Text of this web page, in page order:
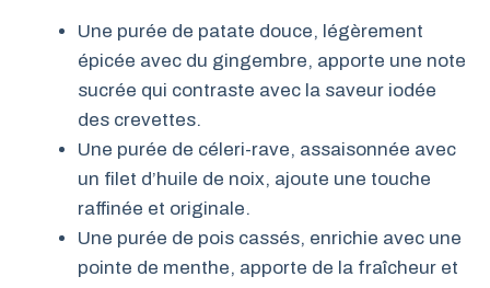
Une purée de patate douce, légèrement
épicée avec du gingembre, apporte une note
sucrée qui contraste avec la saveur iodée
des crevettes.
Une purée de céleri-rave, assaisonnée avec
un filet d’huile de noix, ajoute une touche
raffinée et originale.
Une purée de pois cassés, enrichie avec une
pointe de menthe, apporte de la fraîcheur et